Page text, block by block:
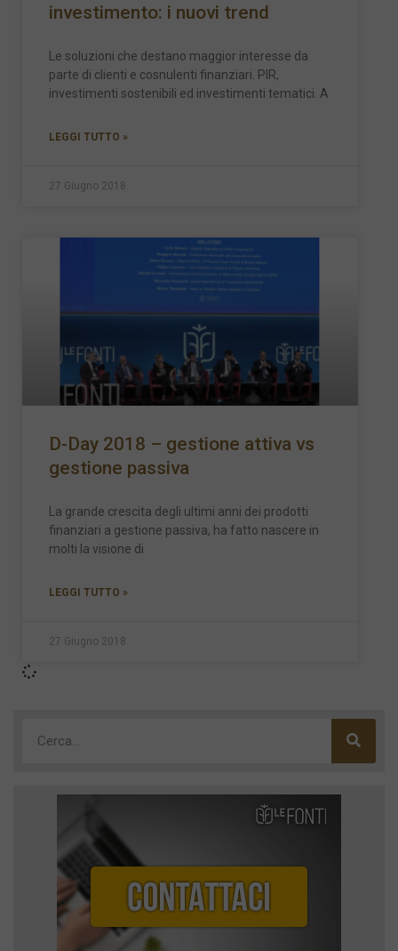
investimento: i nuovi trend
Le soluzioni che destano maggior interesse da
parte di clienti e cosnulenti finanziari. PIR,
investimenti sostenibili ed investimenti tematici. A
LEGGI TUTTO »
27 Giugno 2018
D-Day 2018 – gestione attiva vs
gestione passiva
La grande crescita degli ultimi anni dei prodotti
finanziari a gestione passiva, ha fatto nascere in
molti la visione di
LEGGI TUTTO »
27 Giugno 2018